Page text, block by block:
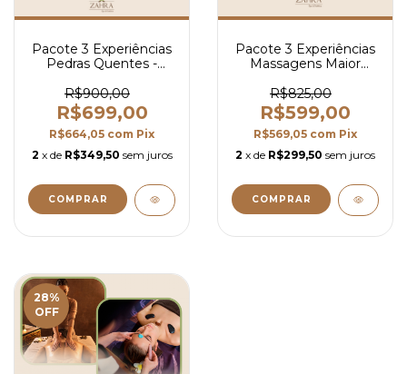
Pacote 3 Experiências
Pedras Quentes -
R$900,00
R$699,00
R$664,05 com Pix
2 x de R$349,50 sem juros
Pacote 3 Experiências
Massagens Maior
R$825,00
R$599,00
R$569,05 com Pix
2 x de R$299,50 sem juros
28%
OFF